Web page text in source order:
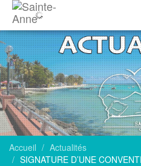
Accueil
Actualités
SIGNATURE D’UNE